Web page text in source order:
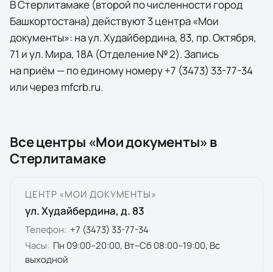
В Стерлитамаке (второй по численности город
Башкортостана) действуют 3 центра «Мои
документы»: на ул. Худайбердина, 83, пр. Октября,
71 и ул. Мира, 18А (Отделение № 2). Запись
на приём — по единому номеру +7 (3473) 33-77-34
или через mfcrb.ru.
Все центры «Мои документы» в
Стерлитамаке
ЦЕНТР «МОИ ДОКУМЕНТЫ»
ул. Худайбердина, д. 83
Телефон: +7 (3473) 33-77-34
Часы: Пн 09:00–20:00, Вт–Сб 08:00–19:00, Вс
выходной